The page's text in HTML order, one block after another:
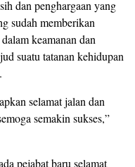
dan penghargaan yang
sudah memberikan
keamanan dan
suatu tatanan kehidupan
selamat jalan dan
semakin sukses,”
pejabat baru selamat